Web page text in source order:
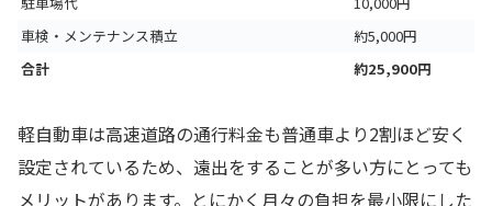
車検・メンテナンス積立
約5,000円
合計
約25,900円
軽自動車は高速道路の通行料金も普通車より2割ほど安く
設定されているため、遠出をすることが多い方にとっても
メリットがあります。とにかく月々の負担を最小限にした